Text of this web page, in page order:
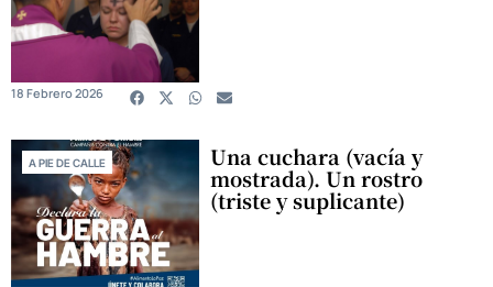
18 Febrero 2026
A PIE DE CALLE Una cuchara (vacía y
mostrada). Un rostro
(triste y suplicante)